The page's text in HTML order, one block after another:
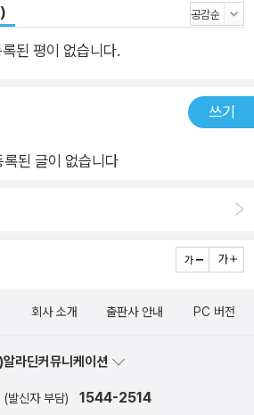
된 평이 없습니다.
쓰기
록된 글이 없습니다
회사 소개 출판사 안내 PC 버전
라딘커뮤니케이션
(발신자 부담) 1544-2514